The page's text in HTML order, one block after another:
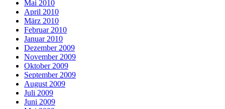
Mai 2010
April 2010
März 2010
Februar 2010
Januar 2010
Dezember 2009
November 2009
Oktober 2009
September 2009
August 2009
Juli 2009
Juni 2009